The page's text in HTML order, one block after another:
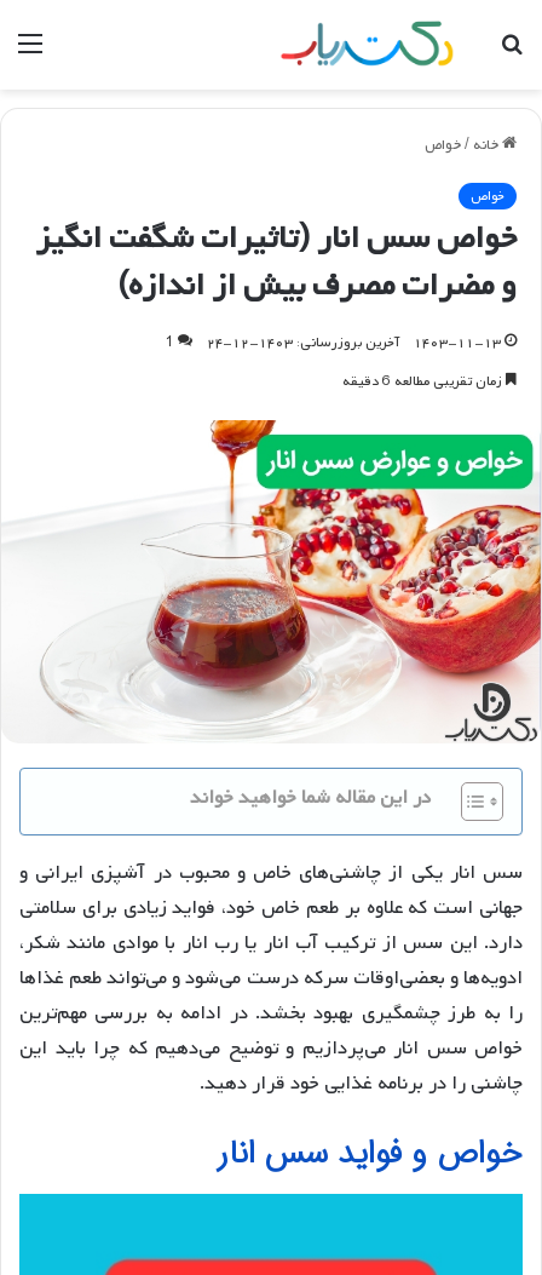
جستجو
خانه /خواص
خواص
خواص سس انار (تاثیرات شگفت انگیز
و مضرات مصرف بیش از اندازه)
۱۴۰۳-۱۱-۱۳ آخرین بروزرسانی: ۱۴۰۳-۱۲-۲۴
1
زمان تقریبی مطالعه 6 دقیقه
در این مقاله شما خواهید خواند
سس انار یکی از چاشنی‌های خاص و محبوب در آشپزی ایرانی و
جهانی است که علاوه بر طعم خاص خود، فواید زیادی برای سلامتی
دارد. این سس از ترکیب آب انار یا رب انار با موادی مانند شکر،
ادویه‌ها و بعضی‌اوقات سرکه درست می‌شود و می‌تواند طعم غذاها
را به طرز چشمگیری بهبود بخشد. در ادامه به بررسی مهم‌ترین
خواص سس انار می‌پردازیم و توضیح می‌دهیم که چرا باید این
چاشنی را در برنامه غذایی خود قرار دهید.
خواص و فواید سس انار